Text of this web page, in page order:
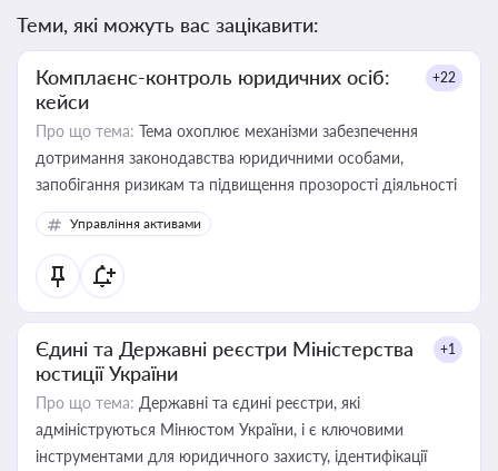
Теми, які можуть вас зацікавити:
Комплаєнс-контроль юридичних осіб:
кейси
+22
Про що тема: Тема охоплює механізми забезпечення
дотримання законодавства юридичними особами,
запобігання ризикам та підвищення прозорості діяльності
Управління активами
Єдині та Державні реєстри Міністерства
юстиції України
+1
Про що тема: Державні та єдині реєстри, які
адмініструються Мінюстом України, і є ключовими
інструментами для юридичного захисту, ідентифікації